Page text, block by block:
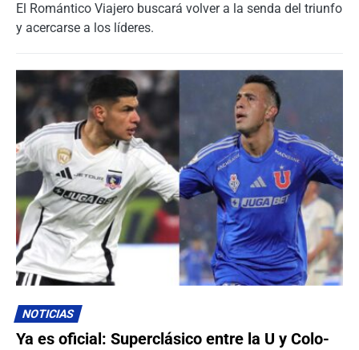
El Romántico Viajero buscará volver a la senda del triunfo
y acercarse a los líderes.
NOTICIAS
Ya es oficial: Superclásico entre la U y Colo-